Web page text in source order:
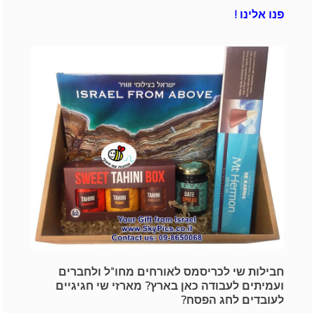
פנו אלינו !
חבילות שי לכריסמס לאורחים מחו"ל ולחברים
ועמיתים לעבודה כאן בארץ? מארזי שי חגיגיים
לעובדים לחג הפסח?